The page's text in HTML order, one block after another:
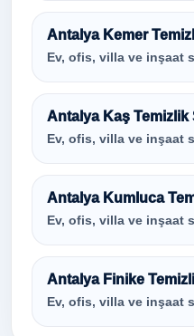
Antalya Kemer
Ev, ofis, villa ve inşaat
Antalya Kaş Temizlik
Ev, ofis, villa ve inşaat
Antalya Kumluca
Ev, ofis, villa ve inşaat
Antalya Finike
Ev, ofis, villa ve inşaat